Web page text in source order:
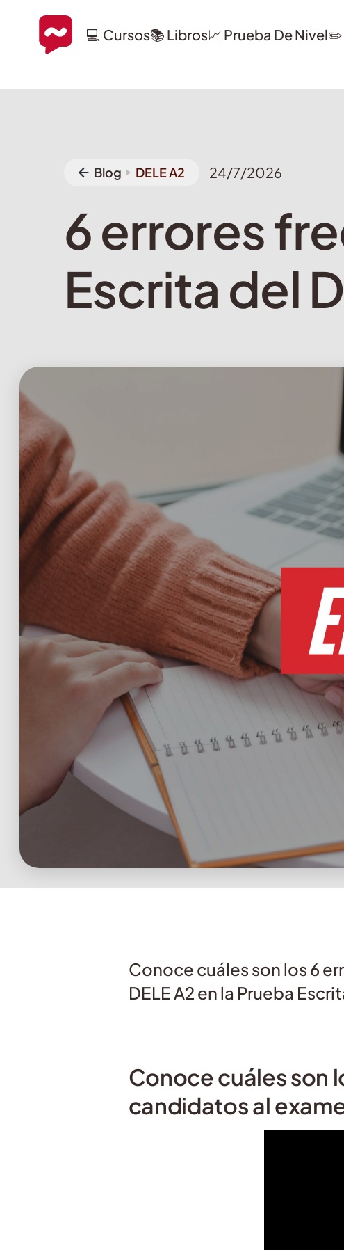
💻 Cursos📚 Libros📈 Prueba De Nivel✏️
Blog DELE A2 24/7/2026
6 errores
Escrita del
Conoce cuáles son los 6
DELE A2 en la Prueba
Conoce cuáles son
candidatos al